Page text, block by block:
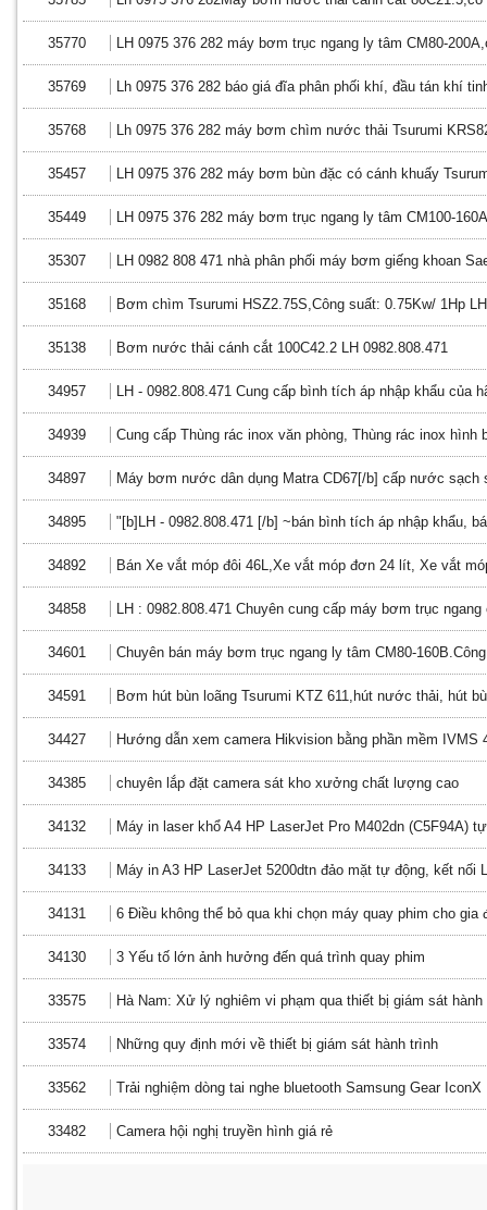
35770 LH 0975 376 282 máy bơm trục ngang ly tâm CM80-
35769 Lh 0975 376 282 báo giá đĩa phân phối khí, đầu tán khí
35768 Lh 0975 376 282 máy bơm chìm nước thải Tsurumi
35457 LH 0975 376 282 máy bơm bùn đặc có cánh khuấy
35449 LH 0975 376 282 máy bơm trục ngang ly tâm CM100-
35307 LH 0982 808 471 nhà phân phối máy bơm giếng khoan
35168 Bơm chìm Tsurumi HSZ2.75S,Công suất: 0.75Kw/ 1Hp
35138 Bơm nước thải cánh cắt 100C42.2 LH 0982.808.471
34957 LH - 0982.808.471 Cung cấp bình tích áp nhập khẩu của
34939 Cung cấp Thùng rác inox văn phòng, Thùng rác inox hình
34897 Máy bơm nước dân dụng Matra CD67[/b] cấp nước sạch
34895 "[b]LH - 0982.808.471 [/b] ~bán bình tích áp nhập khẩu,
34892 Bán Xe vắt móp đôi 46L,Xe vắt móp đơn 24 lít, Xe vắt
34858 LH : 0982.808.471 Chuyên cung cấp máy bơm trục
34601 Chuyên bán máy bơm trục ngang ly tâm CM80-
34591 Bơm hút bùn loãng Tsurumi KTZ 611,hút nước thải, hút
34427 Hướng dẫn xem camera Hikvision bằng phần mềm IVMS
34385 chuyên lắp đặt camera sát kho xưởng chất lượng cao
34132 Máy in laser khổ A4 HP LaserJet Pro M402dn (C5F94A)
34133 Máy in A3 HP LaserJet 5200dtn đảo mặt tự động, kết nối
34131 6 Điều không thể bỏ qua khi chọn máy quay phim cho gia
34130 3 Yếu tố lớn ảnh hưởng đến quá trình quay phim
33575 Hà Nam: Xử lý nghiêm vi phạm qua thiết bị giám sát hành
33574 Những quy định mới về thiết bị giám sát hành trình
33562 Trải nghiệm dòng tai nghe bluetooth Samsung Gear IconX
33482 Camera hội nghị truyền hình giá rẻ